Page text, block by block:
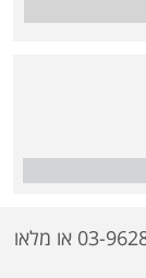
לא מצאתם את מה שרציתם? התקשרו 03-9628810 או מלאו